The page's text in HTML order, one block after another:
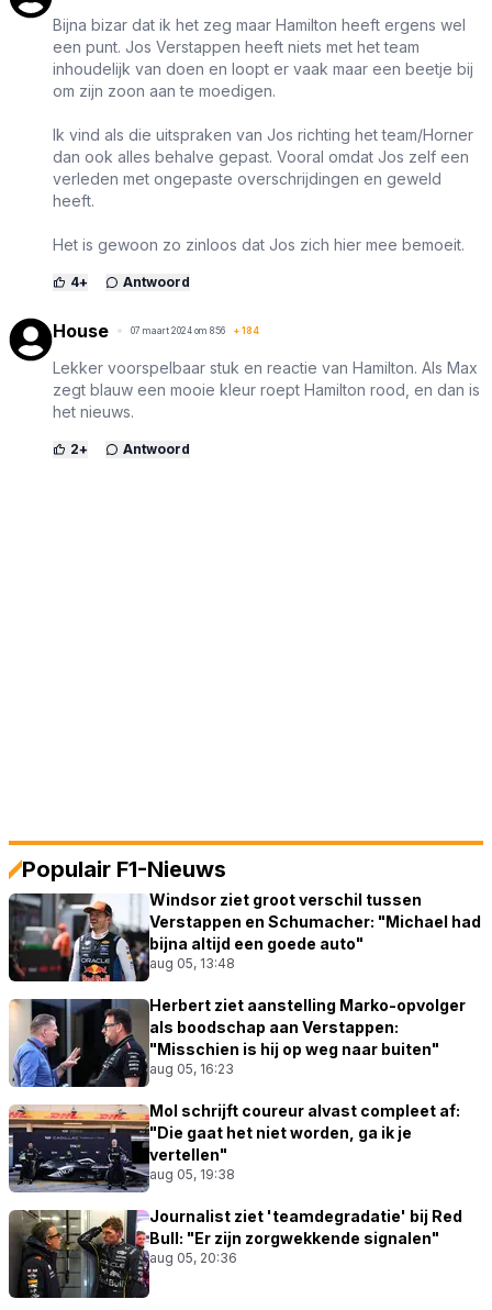
Bijna bizar dat ik het zeg maar Hamilton heeft ergens wel
een punt. Jos Verstappen heeft niets met het team
inhoudelijk van doen en loopt er vaak maar een beetje bij
om zijn zoon aan te moedigen.
Ik vind als die uitspraken van Jos richting het team/Horner
dan ook alles behalve gepast. Vooral omdat Jos zelf een
verleden met ongepaste overschrijdingen en geweld
heeft.
Het is gewoon zo zinloos dat Jos zich hier mee bemoeit.
4+ Antwoord
House 07 maart 2024 om 8:56 + 184
Lekker voorspelbaar stuk en reactie van Hamilton. Als Max
zegt blauw een mooie kleur roept Hamilton rood, en dan is
het nieuws.
2+ Antwoord
Populair F1-Nieuws
Windsor ziet groot verschil tussen
Verstappen en Schumacher: "Michael had
bijna altijd een goede auto"
aug 05, 13:48
Herbert ziet aanstelling Marko-opvolger
als boodschap aan Verstappen:
"Misschien is hij op weg naar buiten"
aug 05, 16:23
Mol schrijft coureur alvast compleet af:
"Die gaat het niet worden, ga ik je
vertellen"
aug 05, 19:38
Journalist ziet 'teamdegradatie' bij Red
Bull: "Er zijn zorgwekkende signalen"
aug 05, 20:36